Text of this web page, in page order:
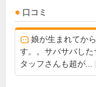
口コミ
娘が生まれてか
す。。サバサバし
タッフさんも超が...